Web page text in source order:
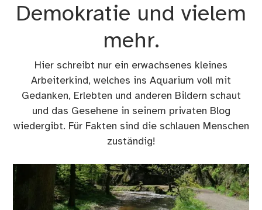
Demokratie und vielem
mehr.
Hier schreibt nur ein erwachsenes kleines
Arbeiterkind, welches ins Aquarium voll mit
Gedanken, Erlebten und anderen Bildern schaut
und das Gesehene in seinem privaten Blog
wiedergibt. Für Fakten sind die schlauen Menschen
zuständig!